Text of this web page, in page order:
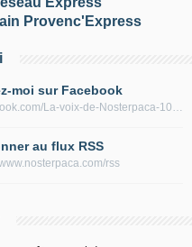
Provenc'Express
moi sur Facebook
//facebook.com/La-voix-de-Nosterpaca-106434384284735
au flux RSS
rss